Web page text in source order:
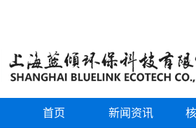
首页 新闻资讯